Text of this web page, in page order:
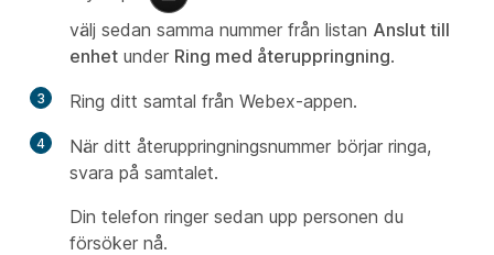
välj sedan samma nummer från listan Anslut till
enhet under Ring med återuppringning.
3 Ring ditt samtal från Webex-appen.
4
När ditt återuppringningsnummer börjar ringa,
svara på samtalet.
Din telefon ringer sedan upp personen du
försöker nå.